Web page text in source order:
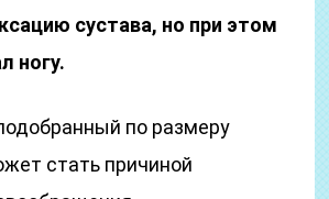
сустава, но при этом
ногу.
по размеру
стать причиной